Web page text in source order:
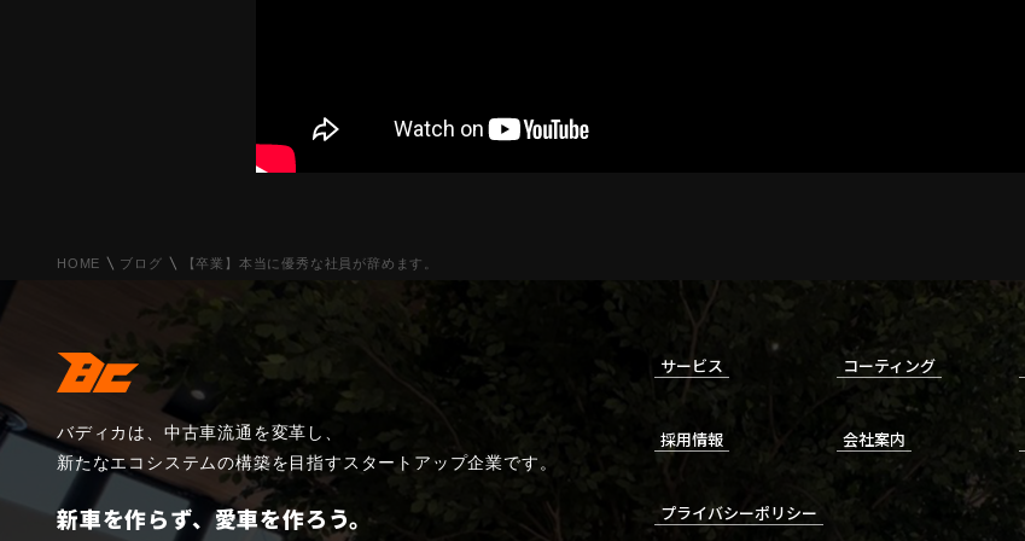
HOME ブログ 【卒業】本当に優秀な社員が辞めます。
バディカは、中古車流通を変革し、
新たなエコシステムの構築を目指すスタートアップ企業です。
新車を作らず、愛車を作ろう。
サービス コーティング
採用情報 会社案内
プライバシーポリシー